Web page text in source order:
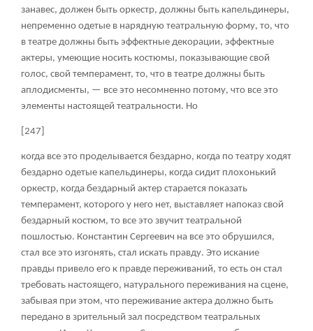
занавес, должен быть оркестр, должны быть капельдинеры,
непременно одетые в нарядную театральную форму, то, что
в театре должны быть эффектные декорации, эффектные
актеры, умеющие носить костюмы, показывающие свой
голос, свой темперамент, то, что в театре должны быть
аплодисменты, — все это несомненно потому, что все это
элементы настоящей театральности. Но
[247]
когда все это проделывается бездарно, когда по театру ходят
бездарно одетые капельдинеры, когда сидит плохонький
оркестр, когда бездарный актер старается показать
темперамент, которого у него нет, выставляет напоказ свой
бездарный костюм, то все это звучит театральной
пошлостью. Константин Сергеевич на все это обрушился,
стал все это изгонять, стал искать правду. Это искание
правды привело его к правде переживаний, то есть он стал
требовать настоящего, натурального переживания на сцене,
забывая при этом, что переживание актера должно быть
передано в зрительный зал посредством театральных